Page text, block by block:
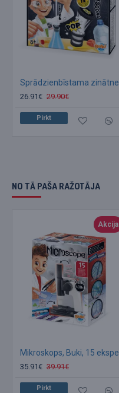
26.91€ 29.90€
Pirkt
NO TĀ PAŠA RAŽOTĀJA
Akcija
35.91€ 39.91€
Pirkt